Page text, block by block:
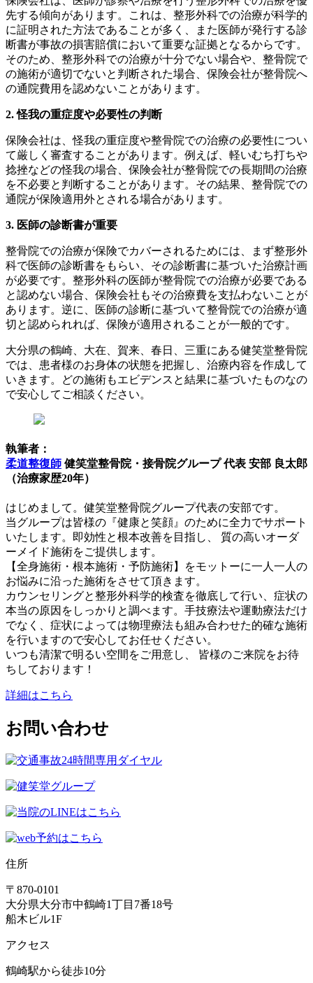
先する傾向があります。これは、整形外科での治療が科学的
に証明された方法であることが多く、また医師が発行する診
断書が事故の損害賠償において重要な証拠となるからです。
そのため、整形外科での治療が十分でない場合や、整骨院で
の施術が適切でないと判断された場合、保険会社が整骨院へ
の通院費用を認めないことがあります。
2. 怪我の重症度や必要性の判断
保険会社は、怪我の重症度や整骨院での治療の必要性につい
て厳しく審査することがあります。例えば、軽いむち打ちや
捻挫などの怪我の場合、保険会社が整骨院での長期間の治療
を不必要と判断することがあります。その結果、整骨院での
通院が保険適用外とされる場合があります。
3. 医師の診断書が重要
整骨院での治療が保険でカバーされるためには、まず整形外
科で医師の診断書をもらい、その診断書に基づいた治療計画
が必要です。整形外科の医師が整骨院での治療が必要である
と認めない場合、保険会社もその治療費を支払わないことが
あります。逆に、医師の診断に基づいて整骨院での治療が適
切と認められれば、保険が適用されることが一般的です。
大分県の鶴崎、大在、賀来、春日、三重にある健笑堂整骨院
では、患者様のお身体の状態を把握し、治療内容を作成して
いきます。どの施術もエビデンスと結果に基づいたものなの
で安心してご相談ください。
執筆者：
柔道整復師 健笑堂整骨院・接骨院グループ 代表 安部 良太郎
（治療家歴20年）
はじめまして。健笑堂整骨院グループ代表の安部です。
当グループは皆様の『健康と笑顔』のために全力でサポート
いたします。即効性と根本改善を目指し、 質の高いオーダ
ーメイド施術をご提供します。
【全身施術・根本施術・予防施術】をモットーに一人一人の
お悩みに沿った施術をさせて頂きます。
カウンセリングと整形外科学的検査を徹底して行い、症状の
本当の原因をしっかりと調べます。手技療法や運動療法だけ
でなく、症状によっては物理療法も組み合わせた的確な施術
を行いますので安心してお任せください。
いつも清潔で明るい空間をご用意し、 皆様のご来院をお待
ちしております！
詳細はこちら
お問い合わせ
住所
〒870-0101
大分県大分市中鶴崎1丁目7番18号
船木ビル1F
アクセス
鶴崎駅から徒歩10分